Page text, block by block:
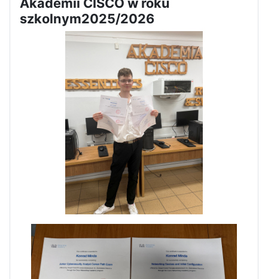
Pierwszy tydzień praktyk
zawodowych naszych uczniów
w Portugalii za nami!
Akademii CISCO w roku
szkolnym2025/2026